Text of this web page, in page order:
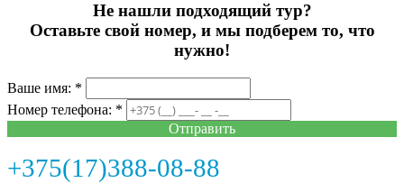
Не нашли подходящий тур?
Оставьте свой номер, и мы подберем то, что
нужно!
Ваше имя: *
Номер телефона: *
Отправить
+375(17)388-08-88